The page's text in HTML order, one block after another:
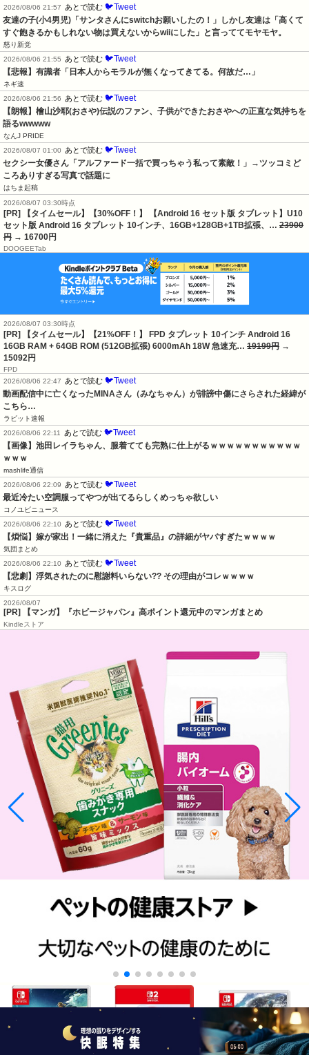
2026/08/06 21:57
あとで読む 🐦Tweet
友達の子(小4男児)「サンタさんにswitchお願いしたの！」しかし友達は「高くて
すぐ飽きるかもしれない物は買えないからwiiにした」と言っててモヤモヤ。
怒り新党
2026/08/06 21:55
あとで読む 🐦Tweet
【悲報】有識者「日本人からモラルが無くなってきてる。何故だ…」
ネギ速
2026/08/06 21:56
あとで読む 🐦Tweet
【朗報】檜山沙耶(おさや)伝説のファン、子供ができたおさやへの正直な気持ちを
語るwwwww
なんJ PRIDE
2026/08/07 01:00
あとで読む 🐦Tweet
セクシー女優さん「アルファード一括で買っちゃう私って素敵！」→ツッコミど
ころありすぎる写真で話題に
はちま起稿
2026/08/07 03:30時点
[PR] 【タイムセール】【30%OFF！】 【Android 16 セット版 タブレット】U10
セット版 Android 16 タブレット 10インチ、16GB+128GB+1TB拡張、… 23900
円 → 16700円
DOOGEETab
2026/08/07 03:30時点
[PR] 【タイムセール】【21%OFF！】 FPD タブレット 10インチ Android 16
16GB RAM + 64GB ROM (512GB拡張) 6000mAh 18W 急速充… 19199円 →
15092円
FPD
2026/08/06 22:47
あとで読む 🐦Tweet
動画配信中に亡くなったMINAさん（みなちゃん）が誹謗中傷にさらされた経緯が
こちら…
ラビット速報
2026/08/06 22:11
あとで読む 🐦Tweet
【画像】池田レイラちゃん、服着てても完熟に仕上がるｗｗｗｗｗｗｗｗｗｗｗ
ｗｗｗ
mashlife通信
2026/08/06 22:09
あとで読む 🐦Tweet
最近冷たい空調服ってやつが出てるらしくめっちゃ欲しい
コノユビニュース
2026/08/06 22:10
あとで読む 🐦Tweet
【煩悩】嫁が家出！一緒に消えた『貴重品』の詳細がヤバすぎたｗｗｗｗ
気団まとめ
2026/08/06 22:10
あとで読む 🐦Tweet
【悲劇】浮気されたのに慰謝料いらない?? その理由がコレｗｗｗｗ
キスログ
2026/08/07
[PR] 【マンガ】『ホビージャパン』高ポイント還元中のマンガまとめ
Kindleストア